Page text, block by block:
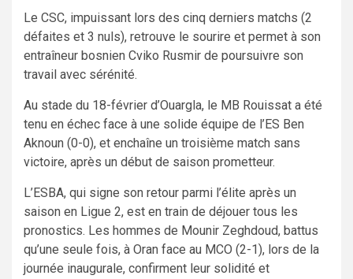
Le CSC, impuissant lors des cinq derniers matchs (2
défaites et 3 nuls), retrouve le sourire et permet à son
entraîneur bosnien Cviko Rusmir de poursuivre son
travail avec sérénité.
Au stade du 18-février d’Ouargla, le MB Rouissat a été
tenu en échec face à une solide équipe de l’ES Ben
Aknoun (0-0), et enchaîne un troisième match sans
victoire, après un début de saison prometteur.
L’ESBA, qui signe son retour parmi l’élite après un
saison en Ligue 2, est en train de déjouer tous les
pronostics. Les hommes de Mounir Zeghdoud, battus
qu’une seule fois, à Oran face au MCO (2-1), lors de la
journée inaugurale, confirment leur solidité et